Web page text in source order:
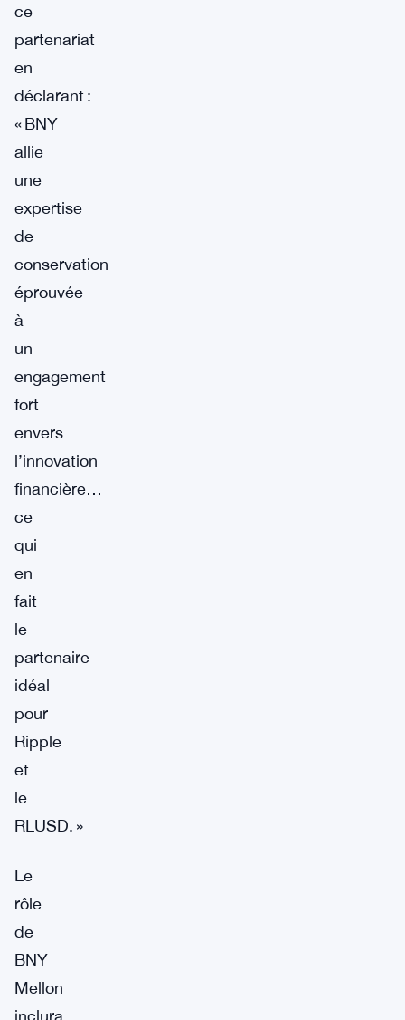
ce
partenariat
en
déclarant :
« BNY
allie
une
expertise
de
conservation
éprouvée
à
un
engagement
fort
envers
l’innovation
financière…
ce
qui
en
fait
le
partenaire
idéal
pour
Ripple
et
le
RLUSD. »
Le
rôle
de
BNY
Mellon
inclura